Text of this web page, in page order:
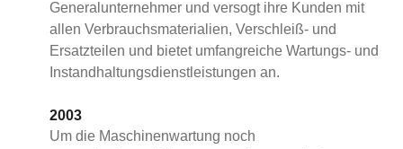
Generalunternehmer und versogt ihre Kunden mit
allen Verbrauchsmaterialien, Verschleiß- und
Ersatzteilen und bietet umfangreiche Wartungs- und
Instandhaltungsdienstleistungen an.
2003
Um die Maschinenwartung noch